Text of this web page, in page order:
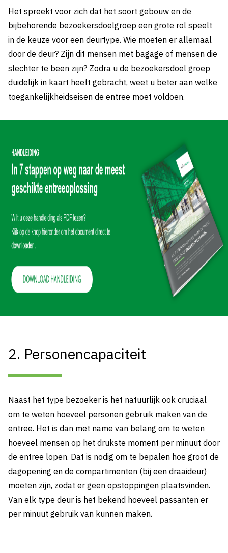
Facturen en administratie
Onderhoud en garantie
Nieuws en Media
BoonSelect Methodiek
Vacatures | Werken bij Boon
Duurzaamheid en Circulariteit
Het spreekt voor zich dat het soort gebouw en de
bijbehorende bezoekersdoelgroep een grote rol speelt
in de keuze voor een deurtype. Wie moeten er allemaal
door de deur? Zijn dit mensen met bagage of mensen die
slechter te been zijn? Zodra u de bezoekersdoel groep
duidelijk in kaart heeft gebracht, weet u beter aan welke
toegankelijkheidseisen de entree moet voldoen.
2. Personencapaciteit
Naast het type bezoeker is het natuurlijk ook cruciaal
om te weten hoeveel personen gebruik maken van de
entree. Het is dan met name van belang om te weten
hoeveel mensen op het drukste moment per minuut door
de entree lopen. Dat is nodig om te bepalen hoe groot de
dagopening en de compartimenten (bij een draaideur)
moeten zijn, zodat er geen opstoppingen plaatsvinden.
Van elk type deur is het bekend hoeveel passanten er
per minuut gebruik van kunnen maken.